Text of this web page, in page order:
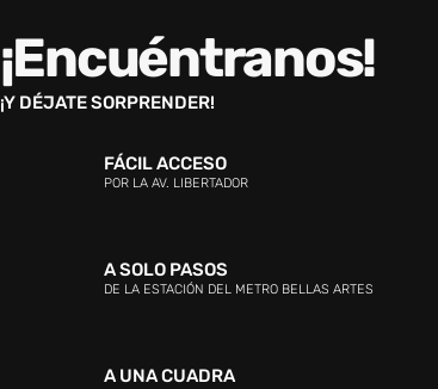
¡Encuéntranos!
¡Y DÉJATE SORPRENDER!
FÁCIL ACCESO
POR LA AV. LIBERTADOR
A SOLO PASOS
DE LA ESTACIÓN DEL METRO BELLAS ARTES
A UNA CUADRA